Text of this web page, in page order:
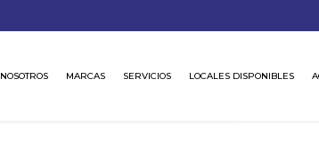
NOSOTROS MARCAS SERVICIOS LOCALES DISPONIBLES